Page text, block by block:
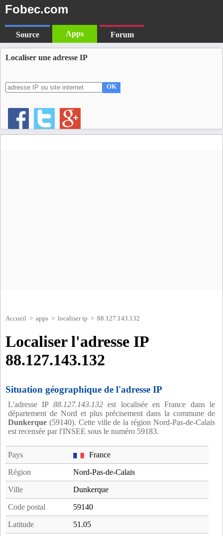
Fobec.com
Source Apps Forum
Localiser une adresse IP
OK
Accueil > apps > localiser ip > 88.127.143.132
Localiser l'adresse IP
88.127.143.132
Situation géographique de l'adresse IP
L'adresse IP 88.127.143.132est localisée en France dans le
département de Nord et plus précisement dans la commune de
Dunkerque (59140). Cette ville de la région Nord-Pas-de-Calais
est recensée par l'INSEE sous le numéro 59183.
Pays France
Région Nord-Pas-de-Calais
Ville Dunkerque
Code postal 59140
Latitude 51.05